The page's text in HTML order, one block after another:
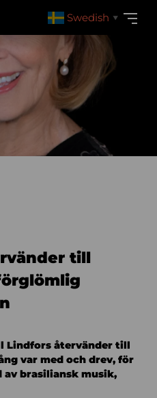
Swedish ▼
till
Lindfors återvänder till
var med och drev, för
brasiliansk musik,